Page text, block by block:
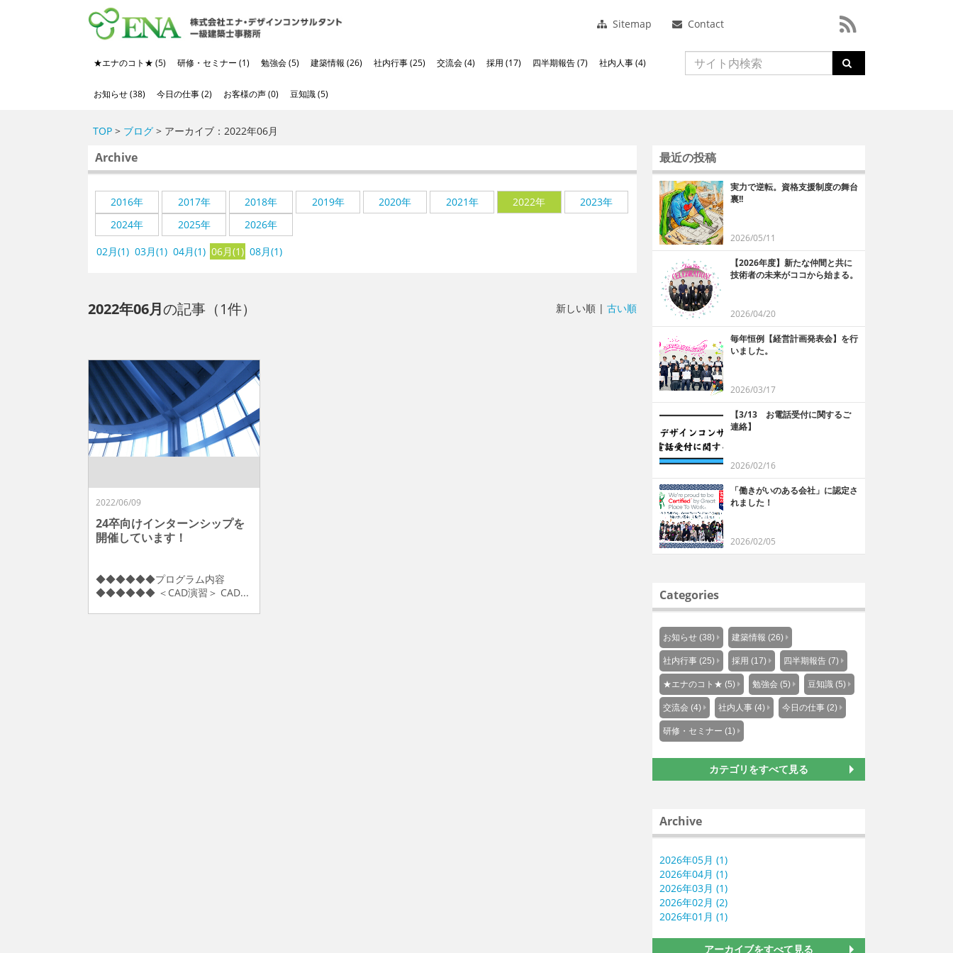
Sitemap Contact
★エナのコト★ (5) 研修・セミナー (1) 勉強会 (5) 建築情報 (26) 社内行事 (25) 交流会 (4) 採用 (17) 四半期報告 (7) 社内人事 (4)
お知らせ (38) 今日の仕事 (2) お客様の声 (0) 豆知識 (5)
TOP > ブログ > アーカイブ：2022年06月
Archive
2016年 2017年 2018年 2019年 2020年 2021年 2022年
2023年
2024年
2025年
2026年
02月(1) 03月(1) 04月(1) 06月(1) 08月(1)
2022年06月の記事（1件） 新しい順 |古い順
2022/06/09
24卒向けインターンシップを
開催しています！
◆◆◆◆◆◆プログラム内容
◆◆◆◆◆◆ ＜CAD演習＞ CAD...
最近の投稿
実力で逆転。資格支援制度の舞台
裏!!
2026/05/11
【2026年度】新たな仲間と共に
技術者の未来がココから始まる。
2026/04/20
毎年恒例【経営計画発表会】を行
いました。
2026/03/17
【3/13 お電話受付に関するご
連絡】
2026/02/16
「働きがいのある会社」に認定さ
れました！
2026/02/05
Categories
お知らせ (38) 建築情報 (26)
社内行事 (25) 採用 (17) 四半期報告 (7)
★エナのコト★ (5) 勉強会 (5) 豆知識 (5)
交流会 (4) 社内人事 (4) 今日の仕事 (2)
研修・セミナー (1)
カテゴリをすべて見る
Archive
2026年05月 (1)
2026年04月 (1)
2026年03月 (1)
2026年02月 (2)
2026年01月 (1)
アーカイブをすべて見る